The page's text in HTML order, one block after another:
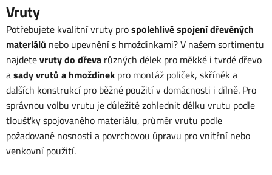
Vruty
Potřebujete kvalitní vruty prospolehlivé spojení dřevěných
materiálů nebo upevnění s hmoždinkami? V našem sortimentu
najdetevruty do dřeva různých délek pro měkké i tvrdé dřevo
asady vrutů a hmoždinek pro montáž poliček, skříněk a
dalších konstrukcí pro běžné použití v domácnosti i dílně. Pro
správnou volbu vrutu je důležité zohlednit délku vrutu podle
tloušťky spojovaného materiálu, průměr vrutu podle
požadované nosnosti a povrchovou úpravu pro vnitřní nebo
venkovní použití.